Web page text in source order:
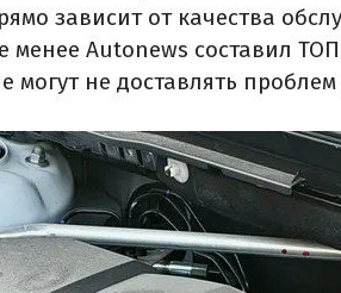
зависит от качества
менее Autonews составил
не доставлять